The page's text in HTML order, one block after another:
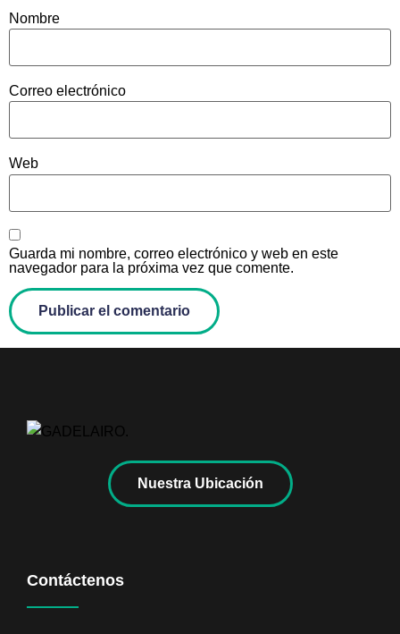
Nombre
Correo electrónico
Web
Guarda mi nombre, correo electrónico y web en este
navegador para la próxima vez que comente.
Nuestra Ubicación
Contáctenos